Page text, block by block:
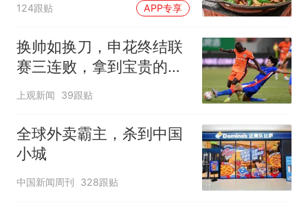
124跟贴
APP专享
换帅如换刀，申花终结联
赛三连败，拿到宝贵的续
命3分
上观新闻 39跟贴
全球外卖霸主，杀到中国
小城
中国新闻周刊 328跟贴